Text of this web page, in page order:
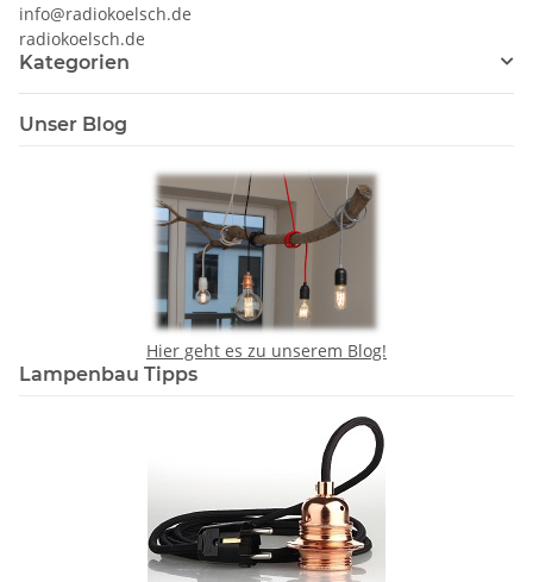
info@radiokoelsch.de
radiokoelsch.de
Kategorien
Unser Blog
Hier geht es zu unserem Blog!
Lampenbau Tipps